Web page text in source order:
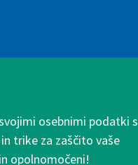
osebnimi podatki s
trike za zaščito vaše
opolnomočeni!